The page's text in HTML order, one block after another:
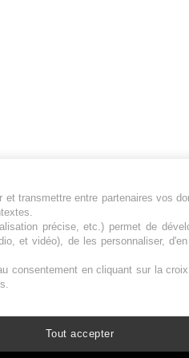
nous
transmettre entre partenaires vos
précise, etc.) permet de
et vidéo), de les personnaliser,
en cliquant sur la
Tout accepter